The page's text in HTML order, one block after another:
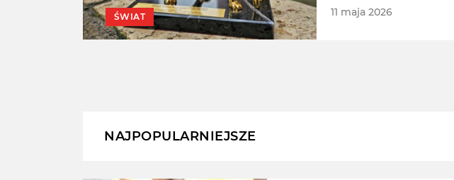
ŚWIAT
11 maja 2026
NAJPOPULARNIEJSZE